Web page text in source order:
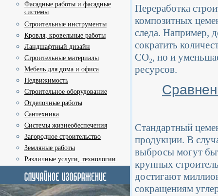
Фасадные работы и фасадные
системы
Строительные инструменты
Кровля, кровельные работы
Ландшафтный дизайн
Строительные материалы
Мебель для дома и офиса
Недвижимость
Строительное оборудование
Отделочные работы
Сантехника
Системы жизнеобеспечения
Загородное строительство
Земляные работы
Различные услуги, технологии
Переработка
композитных
следа. Например,
сократить
CO₂, но и
ресурсов.
Стандартный
продукции. В
выбросы могут
крупных
достигают
сокращениям